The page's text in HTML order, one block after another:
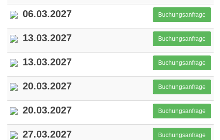
06.03.2027 Buchungsanfrage
13.03.2027 Buchungsanfrage
13.03.2027 Buchungsanfrage
20.03.2027 Buchungsanfrage
20.03.2027 Buchungsanfrage
27.03.2027 Buchungsanfrage